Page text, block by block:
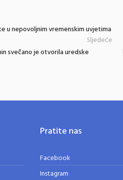
u nepovoljnim vremenskim uvjetima
svečano je otvorila uredske
Sljedeće
Pratite nas
Facebook
Instagram